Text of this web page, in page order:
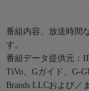
番組内容、放送時間
す。
番組データ提供元：
TiVo、Gガイド、G-
Brands LLCおよび／